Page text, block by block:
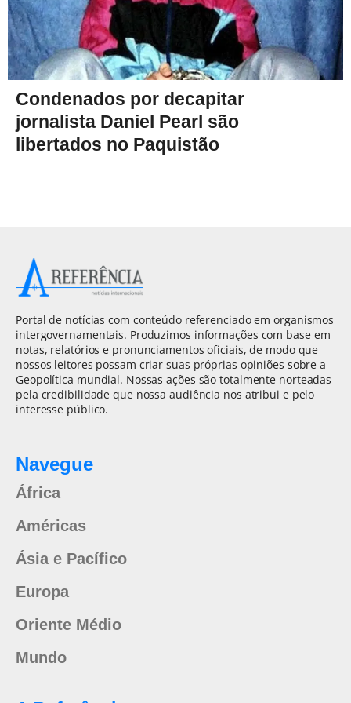
Condenados por decapitar
jornalista Daniel Pearl são
libertados no Paquistão
Portal de notícias com conteúdo referenciado em organismos
intergovernamentais. Produzimos informações com base em
notas, relatórios e pronunciamentos oficiais, de modo que
nossos leitores possam criar suas próprias opiniões sobre a
Geopolítica mundial. Nossas ações são totalmente norteadas
pela credibilidade que nossa audiência nos atribui e pelo
interesse público.
Navegue
África
Américas
Ásia e Pacífico
Europa
Oriente Médio
Mundo